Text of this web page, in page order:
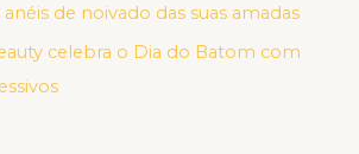
de noivado das suas amadas
celebra o Dia do Batom com